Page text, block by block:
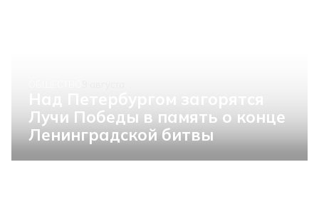
Лучи Победы в память о конце
Ленинградской битвы